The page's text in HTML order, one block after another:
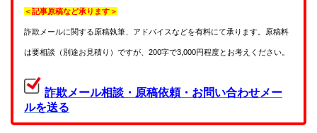
＜記事原稿など承ります＞
詐欺メールに関する原稿執筆、アドバイスなどを有料にて承ります。原稿料
は要相談（別途お見積り）ですが、200字で3,000円程度とお考えください。
詐欺メール相談・原稿依頼・お問い合わせメー
ルを送る